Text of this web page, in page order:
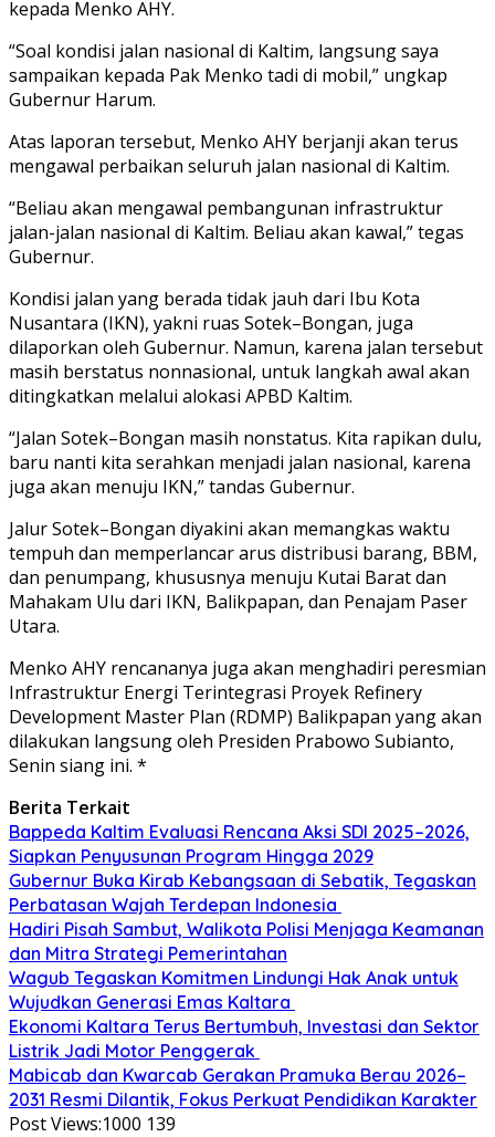
kepada Menko AHY.
“Soal kondisi jalan nasional di Kaltim, langsung saya
sampaikan kepada Pak Menko tadi di mobil,” ungkap
Gubernur Harum.
Atas laporan tersebut, Menko AHY berjanji akan terus
mengawal perbaikan seluruh jalan nasional di Kaltim.
“Beliau akan mengawal pembangunan infrastruktur
jalan-jalan nasional di Kaltim. Beliau akan kawal,” tegas
Gubernur.
Kondisi jalan yang berada tidak jauh dari Ibu Kota
Nusantara (IKN), yakni ruas Sotek–Bongan, juga
dilaporkan oleh Gubernur. Namun, karena jalan tersebut
masih berstatus nonnasional, untuk langkah awal akan
ditingkatkan melalui alokasi APBD Kaltim.
“Jalan Sotek–Bongan masih nonstatus. Kita rapikan dulu,
baru nanti kita serahkan menjadi jalan nasional, karena
juga akan menuju IKN,” tandas Gubernur.
Jalur Sotek–Bongan diyakini akan memangkas waktu
tempuh dan memperlancar arus distribusi barang, BBM,
dan penumpang, khususnya menuju Kutai Barat dan
Mahakam Ulu dari IKN, Balikpapan, dan Penajam Paser
Utara.
Menko AHY rencananya juga akan menghadiri peresmian
Infrastruktur Energi Terintegrasi Proyek Refinery
Development Master Plan (RDMP) Balikpapan yang akan
dilakukan langsung oleh Presiden Prabowo Subianto,
Senin siang ini. *
Berita Terkait
Bappeda Kaltim Evaluasi Rencana Aksi SDI 2025–2026,
Siapkan Penyusunan Program Hingga 2029
Gubernur Buka Kirab Kebangsaan di Sebatik, Tegaskan
Perbatasan Wajah Terdepan Indonesia
Hadiri Pisah Sambut, Walikota Polisi Menjaga Keamanan
dan Mitra Strategi Pemerintahan
Wagub Tegaskan Komitmen Lindungi Hak Anak untuk
Wujudkan Generasi Emas Kaltara
Ekonomi Kaltara Terus Bertumbuh, Investasi dan Sektor
Listrik Jadi Motor Penggerak
Mabicab dan Kwarcab Gerakan Pramuka Berau 2026–
2031 Resmi Dilantik, Fokus Perkuat Pendidikan Karakter
Post Views:1000 139